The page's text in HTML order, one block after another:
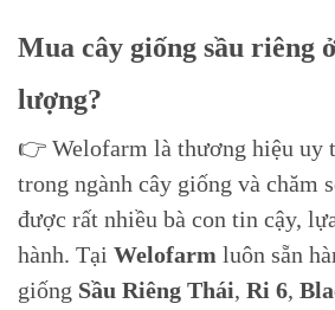
Mua cây giống sầu riêng
lượng?
👉 Welofarm là thương hiệu uy
trong ngành cây giống và chăm
được rất nhiều bà con tin cậy,
hành. Tại Welofarm luôn sẵn
giống Sầu Riêng Thái, Ri 6,